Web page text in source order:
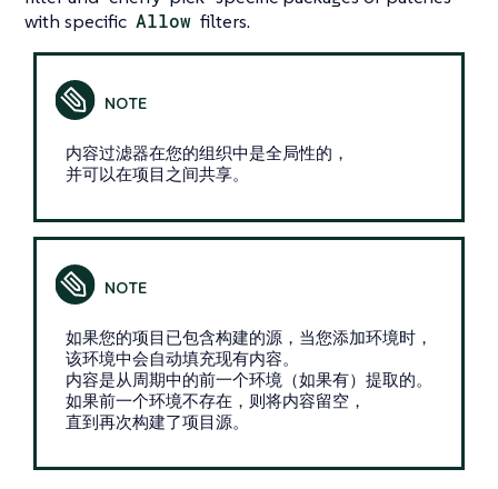
with specific Allow filters.
内容过滤器在您的组织中是全局性的，
并可以在项目之间共享。
如果您的项目已包含构建的源，当您添加环境时，
该环境中会自动填充现有内容。
内容是从周期中的前一个环境（如果有）提取的。
如果前一个环境不存在，则将内容留空，
直到再次构建了项目源。